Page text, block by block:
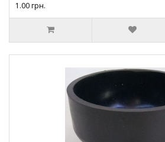
1.00 грн.